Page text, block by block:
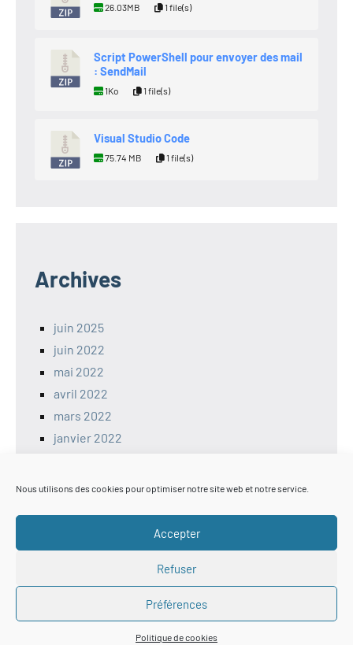
Nous utilisons des cookies pour optimiser notre site web et notre service.
Accepter
Refuser
Préférences
Politique de cookies
26.03MB 1 file(s)
Script PowerShell pour envoyer des mail
: SendMail
1Ko 1 file(s)
Visual Studio Code
75.74 MB 1 file(s)
Archives
juin 2025
juin 2022
mai 2022
avril 2022
mars 2022
janvier 2022
Générateur de mots de passe